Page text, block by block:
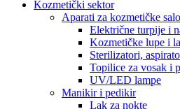
Kozmetički sektor
Aparati za kozmetičke
Električne turpije i
Kozmetičke lupe i
Sterilizatori,
Topilice za vosak i
UV/LED lampe
Manikir i pedikir
Lak za nokte